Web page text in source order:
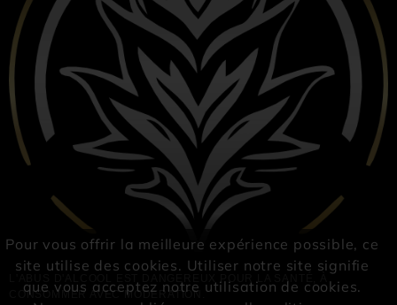
Pour vous offrir la meilleure expérience possible, ce
site utilise des cookies. Utiliser notre site signifie
que vous acceptez notre utilisation de cookies.
CONSOMMER AVEC MODÉRATION.